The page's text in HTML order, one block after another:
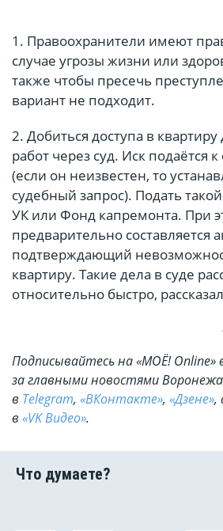
1. Правоохранители имеют
случае угрозы жизни или
также чтобы пресечь
вариант не подходит.
2. Добиться доступа в
работ через суд. Иск подаётся
(если он неизвестен, то
судебный запрос). Подать
УК или Фонд капремонта. При
предварительно составляется
подтверждающий
квартиру. Такие дела в суде
относительно быстро,
Подписывайтесь на «МОЁ! Online»
за главными новостями
в Telegram, «ВКонтакте», «Дзене»,
в «VK Видео».